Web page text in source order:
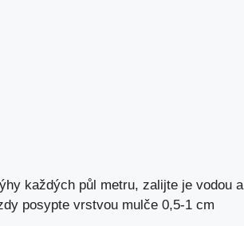
každých půl metru, zalijte je vodou a
posypte vrstvou mulče 0,5-1 cm